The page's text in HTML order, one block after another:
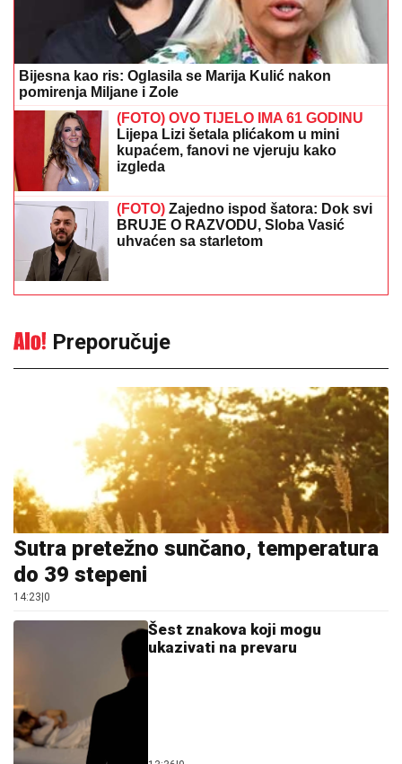
Bijesna kao ris: Oglasila se Marija Kulić nakon
pomirenja Miljane i Zole
(FOTO) OVO TIJELO IMA 61 GODINU
Lijepa Lizi šetala plićakom u mini
kupaćem, fanovi ne vjeruju kako
izgleda
(FOTO) Zajedno ispod šatora: Dok svi
BRUJE O RAZVODU, Sloba Vasić
uhvaćen sa starletom
Preporučuje
Sutra pretežno sunčano, temperatura
do 39 stepeni
14:23|0
Šest znakova koji mogu
ukazivati na prevaru